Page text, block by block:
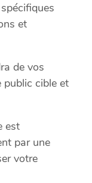
et
de vos
public cible et
est
par une
votre